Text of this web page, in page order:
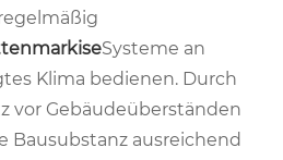
Systeme an
Klima bedienen. Durch
vor Gebäudeüberständen
Bausubstanz ausreichend